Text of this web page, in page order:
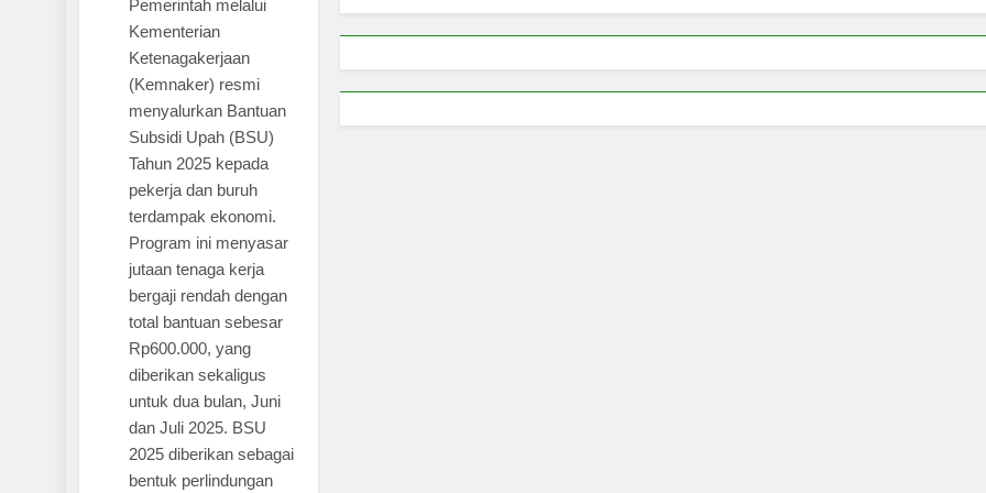
Pemerintah melalui
Kementerian
Ketenagakerjaan
(Kemnaker) resmi
menyalurkan Bantuan
Subsidi Upah (BSU)
Tahun 2025 kepada
pekerja dan buruh
terdampak ekonomi.
Program ini menyasar
jutaan tenaga kerja
bergaji rendah dengan
total bantuan sebesar
Rp600.000, yang
diberikan sekaligus
untuk dua bulan, Juni
dan Juli 2025. BSU
2025 diberikan sebagai
bentuk perlindungan